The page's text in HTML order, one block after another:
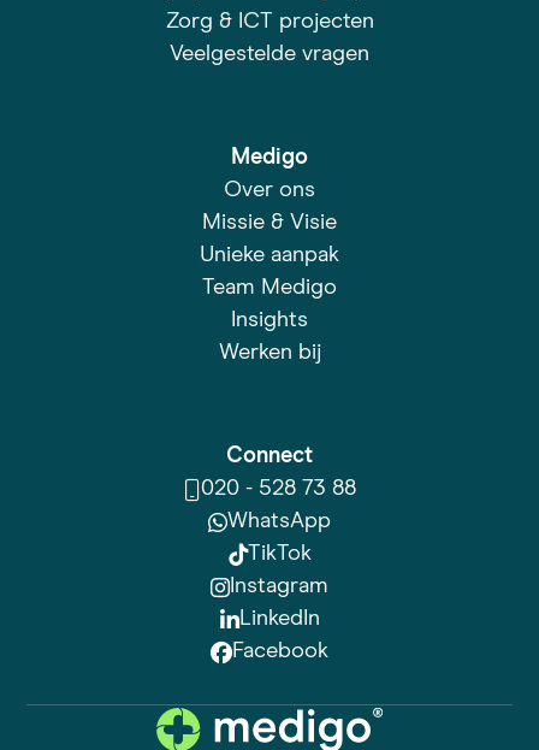
Zorg & ICT projecten
Veelgestelde vragen
Medigo
Over ons
Missie & Visie
Unieke aanpak
Team Medigo
Insights
Werken bij
Connect
020 - 528 73 88
WhatsApp
TikTok
Instagram
LinkedIn
Facebook